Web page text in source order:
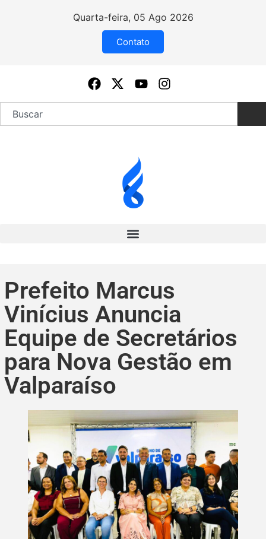
Quarta-feira, 05 Ago 2026
Contato
Prefeito Marcus
Vinícius Anuncia
Equipe de Secretários
para Nova Gestão em
Valparaíso